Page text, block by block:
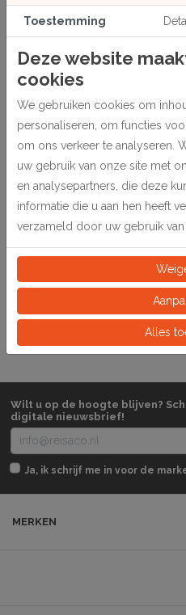
Beschrijving
Vervaardigd van 2 mm dik verzinkt
Totale lengte 90 mm, hoogte 25
Verpakt per 10 stuks, inclusief de
schroeflengte 16 mm.
Specificaties
Wilt u op de hoogte blijven?
digitale nieuwsbrief!
Ja, ik schrijf me in voor de
MERKEN
Toestemming
Deze website
cookies
We gebruiken cookies om
personaliseren, om functies
om ons verkeer te analyseren.
uw gebruik van onze site met
en analysepartners, die deze
informatie die u aan hen heeft
verzameld door uw gebruik van
Alles